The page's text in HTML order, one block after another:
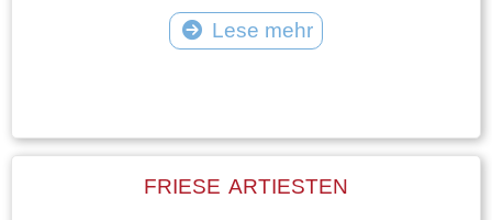
die Stadt Leeuwarden geblieben. Der Oldehove
andere. Sie haben ein paar wichtige und
beliebte Gemeinsamkeiten, die unermesslich
einige besondere Phänomene auf. Bei Abfahrt
Lese mehr
FRIESE ARTIESTEN